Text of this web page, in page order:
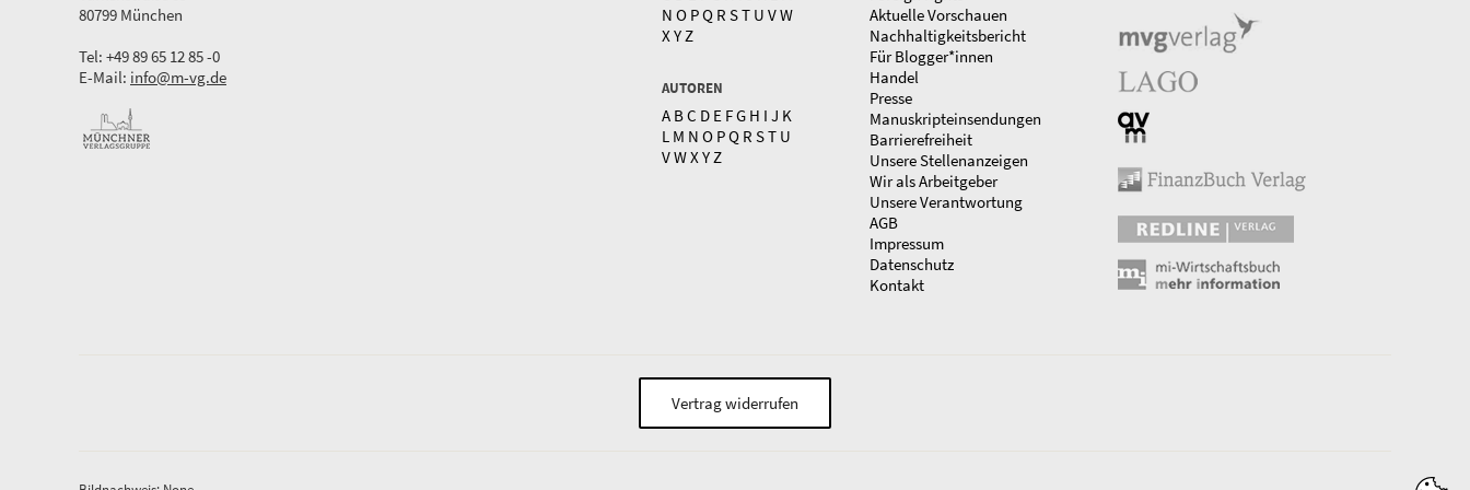
80799 München
Tel: +49 89 65 12 85 -0
E-Mail: info@m-vg.de
N O PQ R ST U VW
X Y Z
AUTOREN
A BC D E FG H I J K
L M N O PQ R ST U
VWX Y Z
Aktuelle Vorschauen
Nachhaltigkeitsbericht
Für Blogger*innen
Handel
Presse
Manuskripteinsendungen
Barrierefreiheit
Unsere Stellenanzeigen
Wir als Arbeitgeber
Unsere Verantwortung
AGB
Impressum
Datenschutz
Kontakt
Vertrag widerrufen